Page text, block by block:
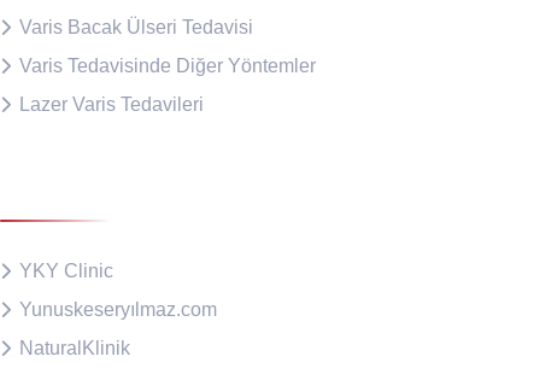
Varis Bacak Ülseri Tedavisi
Varis Tedavisinde Diğer Yöntemler
Lazer Varis Tedavileri
YKY Clinic
Yunuskeseryılmaz.com
NaturalKlinik